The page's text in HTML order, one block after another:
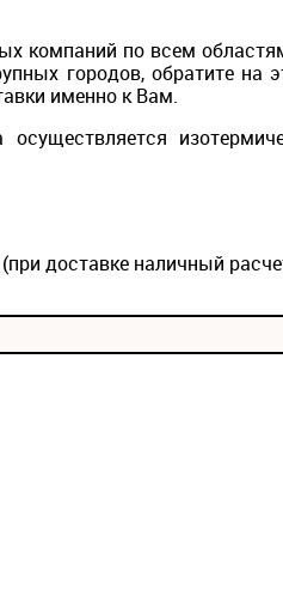
компаний по всем
городов, обратите на
именно к Вам.
доставке наличный